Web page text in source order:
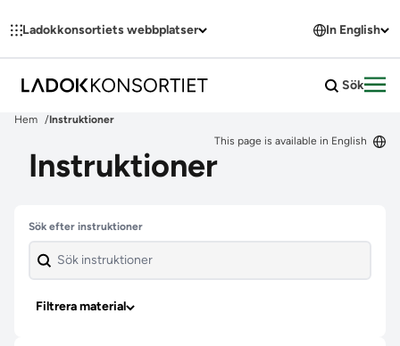
Ladokkonsortiets webbplatser In English
Sök
Hem
Instruktioner
This page is available in English
Instruktioner
Hoppa över filter
Sök efter instruktioner
Filtrera material